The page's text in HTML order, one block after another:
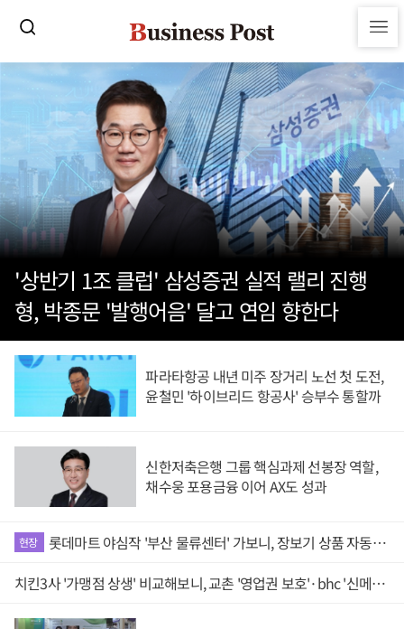
'상반기 1조 클럽' 삼성증권 실적 랠리 진행
형, 박종문 '발행어음' 달고 연임 향한다
파라타항공 내년 미주 장거리 노선 첫 도전,
윤철민 '하이브리드 항공사' 승부수 통할까
신한저축은행 그룹 핵심과제 선봉장 역할,
채수웅 포용금융 이어 AX도 성과
현장
롯데마트 야심작 '부산 물류센터' 가보니, 장보기 상품 자동으로 담는 '로봇 400대' 장관
치킨3사 '가맹점 상생' 비교해보니, 교촌 '영업권 보호'·bhc '신메뉴 개발'·BBQ '원가 부담'